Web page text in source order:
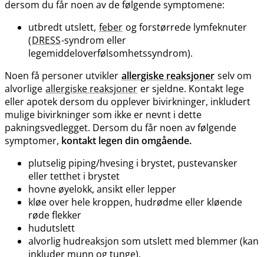
dersom du får noen av de følgende symptomene:
utbredt utslett, feber og forstørrede lymfeknuter
(DRESS-syndrom eller
legemiddeloverfølsomhetssyndrom).
Noen få personer utvikler allergiske reaksjoner selv om
alvorlige allergiske reaksjoner er sjeldne. Kontakt lege
eller apotek dersom du opplever bivirkninger, inkludert
mulige bivirkninger som ikke er nevnt i dette
pakningsvedlegget. Dersom du får noen av følgende
symptomer, kontakt legen din omgående.
plutselig piping​/​hvesing i brystet, pustevansker
eller tetthet i brystet
hovne øyelokk, ansikt eller lepper
kløe over hele kroppen, hudrødme eller kløende
røde flekker
hudutslett
alvorlig hudreaksjon som utslett med blemmer (kan
inkluder munn og tunge).